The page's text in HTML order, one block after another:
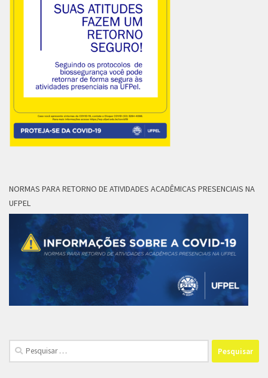
NORMAS PARA RETORNO DE ATIVIDADES ACADÊMICAS PRESENCIAIS NA
UFPEL
Pesquisar
por: